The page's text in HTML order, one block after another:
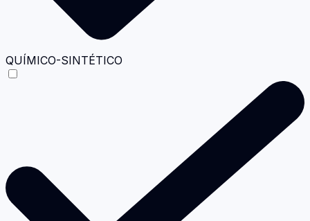
QUÍMICO-SINTÉTICO